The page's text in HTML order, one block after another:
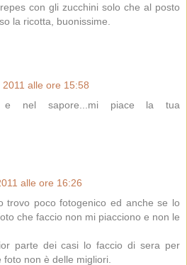
con gli zucchini solo che al posto
la ricotta, buonissime.
2011 alle ore 15:58
nel sapore...mi piace la tua
alle ore 16:26
trovo poco fotogenico ed anche se lo
che faccio non mi piacciono e non le
parte dei casi lo faccio di sera per
non è delle migliori.